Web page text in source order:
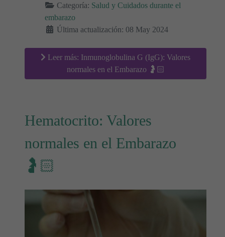
Categoría: Salud y Cuidados durante el
embarazo
Última actualización: 08 May 2024
Leer más: Inmunoglobulina G (IgG): Valores
normales en el Embarazo 🤰🏻
Hematocrito: Valores
normales en el Embarazo
🤰🏻